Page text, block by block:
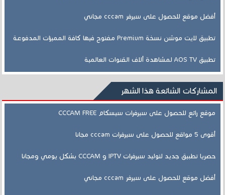
أفضل موقع للحصول على سيرفر cccam مجاني
تطبيق لايت موشن نسخة Premium مفتوح فيها كافة المميزات المدفوعة
تطبيق AOS TV لمشاهدة ألاف القنوات العالمية
المشاركات الشائعة هذا الشهر
موقع رائع للحصول على سيرفرات سيسكام CCCAM FREE
أقوى 5 مواقع للحصول على سيرفرات cccam مجانا
حصريا تطبيق جديد لتوليد سيرفرات IPTV و CCCAM بشكل يومي ومجانا
أفضل موقع للحصول على سيرفر cccam مجاني